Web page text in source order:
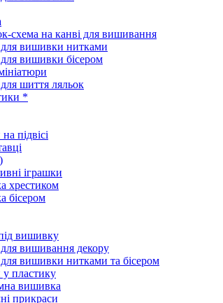
схема на канві для вишивання
вишивки нитками
вишивки бісером
шиття ляльок
*
підвісі
іграшки
хрестиком
бісером
вишивку
вишивання декору
вишивки нитками та бісером
у пластику
вишивка
прикраси